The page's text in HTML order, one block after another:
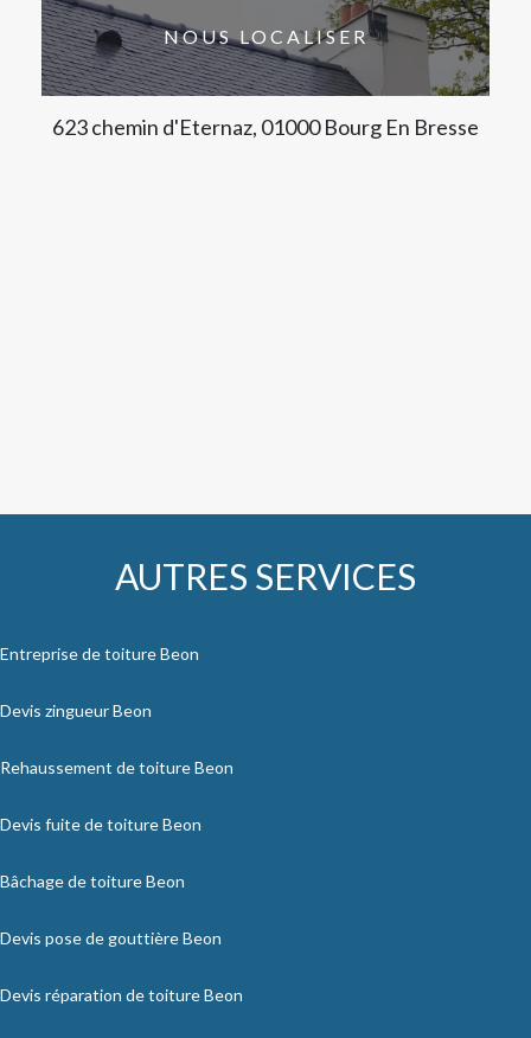
NOUS LOCALISER
623 chemin d'Eternaz, 01000 Bourg En Bresse
AUTRES SERVICES
Entreprise de toiture Beon
Devis zingueur Beon
Rehaussement de toiture Beon
Devis fuite de toiture Beon
Bâchage de toiture Beon
Devis pose de gouttière Beon
Devis réparation de toiture Beon